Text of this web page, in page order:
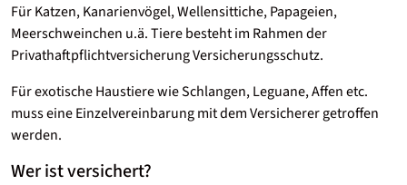
Für Katzen, Kanarienvögel, Wellensittiche, Papageien,
Meerschweinchen u.ä. Tiere besteht im Rahmen der
Privathaftpflichtversicherung Versicherungsschutz.
Für exotische Haustiere wie Schlangen, Leguane, Affen etc.
muss eine Einzelvereinbarung mit dem Versicherer getroffen
werden.
Wer ist versichert?